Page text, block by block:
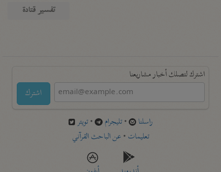
تفسير قتادة
اشترك لتصلك أخبار مشاريعنا
اشترك
راسلنا •تليجرام •تويتر
تعليمات •عن الباحث القرآني